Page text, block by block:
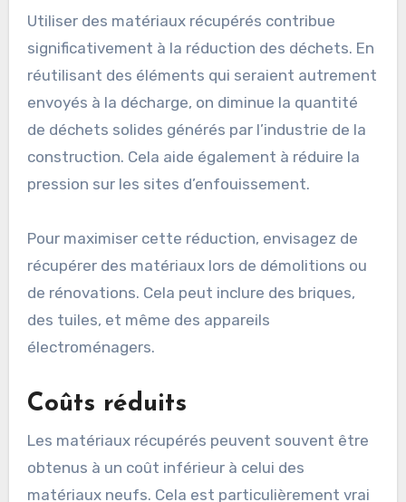
Utiliser des matériaux récupérés contribue
significativement à la réduction des déchets. En
réutilisant des éléments qui seraient autrement
envoyés à la décharge, on diminue la quantité
de déchets solides générés par l’industrie de la
construction. Cela aide également à réduire la
pression sur les sites d’enfouissement.
Pour maximiser cette réduction, envisagez de
récupérer des matériaux lors de démolitions ou
de rénovations. Cela peut inclure des briques,
des tuiles, et même des appareils
électroménagers.
Coûts réduits
Les matériaux récupérés peuvent souvent être
obtenus à un coût inférieur à celui des
matériaux neufs. Cela est particulièrement vrai